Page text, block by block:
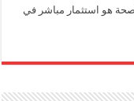
هو استثمار مباشر في